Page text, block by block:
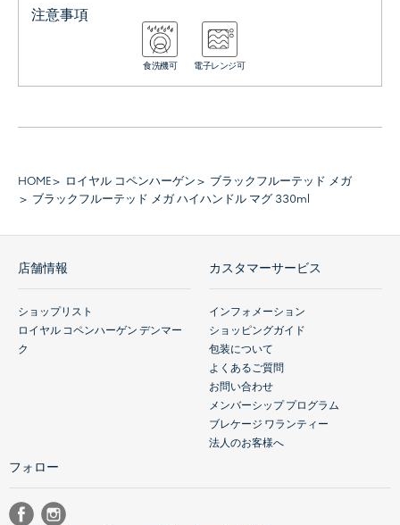
注意事項
食洗機可 電子レンジ可
HOME ロイヤル コペンハーゲン
ブラックフルーテッド メガ
ブラックフルーテッド メガ ハイハンドル マグ 330ml
店舗情報
ショップリスト
ロイヤル コペンハーゲン デンマー
ク
カスタマーサービス
インフォメーション
ショッピングガイド
包装について
よくあるご質問
お問い合わせ
メンバーシップ プログラム
ブレケージ ワランティー
法人のお客様へ
フォロー